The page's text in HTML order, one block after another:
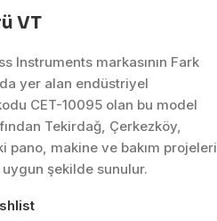
VT
Instruments markasının Fark
yer alan endüstriyel
CET-10095 olan bu model
Tekirdağ, Çerkezköy,
pano, makine ve bakım projeleri
şekilde sunulur.